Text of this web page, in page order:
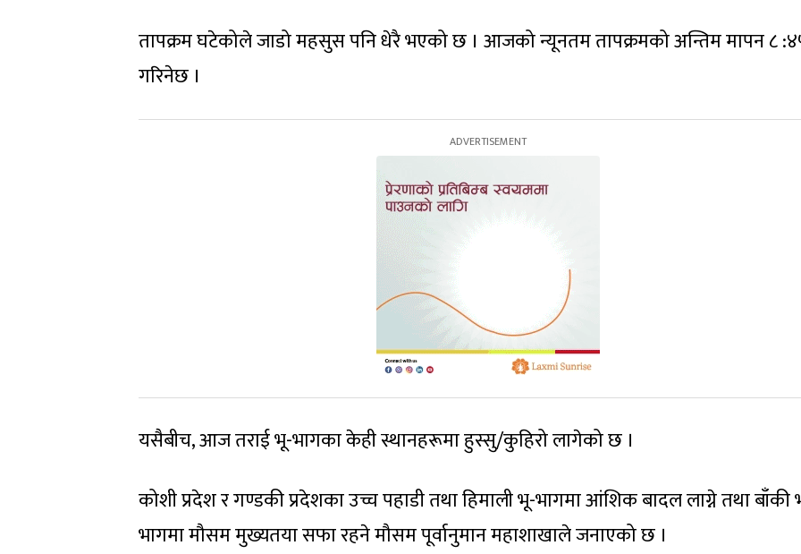
तापक्रम घटेकोले जाडो महसुस पनि धेरै भएको छ । आजको न्यूनतम तापक्रमको अन्तिम मापन ८
गरिनेछ ।
यसैबीच, आज तराई भू-भागका केही स्थानहरूमा हुस्सु/कुहिरो लागेको छ ।
कोशी प्रदेश र गण्डकी प्रदेशका उच्च पहाडी तथा हिमाली भू‍-भागमा आंशिक बादल लाग्ने तथा बाँकी
भागमा मौसम मुख्यतया सफा रहने मौसम पूर्वानुमान महाशाखाले जनाएको छ ।